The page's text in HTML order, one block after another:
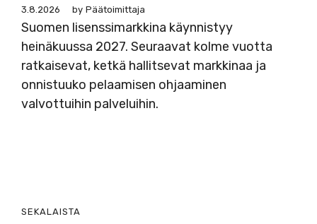
3.8.2026 by Päätoimittaja
Suomen lisenssimarkkina käynnistyy
heinäkuussa 2027. Seuraavat kolme vuotta
ratkaisevat, ketkä hallitsevat markkinaa ja
onnistuuko pelaamisen ohjaaminen
valvottuihin palveluihin.
SEKALAISTA